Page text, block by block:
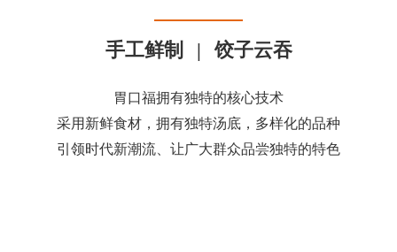
手工鲜制 | 饺子云吞
胃口福拥有独特的核心技术
采用新鲜食材，拥有独特汤底，多样化的品种
引领时代新潮流、让广大群众品尝独特的特色